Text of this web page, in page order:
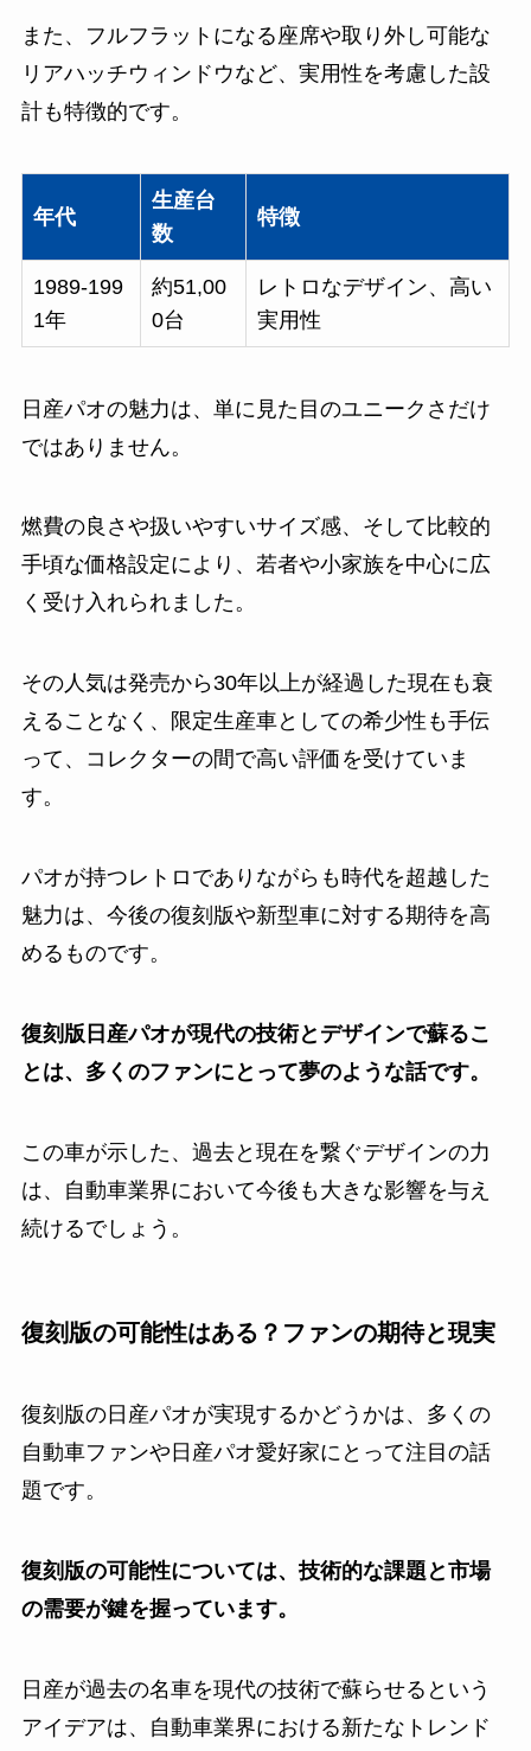
また、フルフラットになる座席や取り外し可能な
リアハッチウィンドウなど、実用性を考慮した設
計も特徴的です。
年代
生産台
数
特徴
1989-199
1年
約51,00
0台
レトロなデザイン、高い
実用性
日産パオの魅力は、単に見た目のユニークさだけ
ではありません。
燃費の良さや扱いやすいサイズ感、そして比較的
手頃な価格設定により、若者や小家族を中心に広
く受け入れられました。
その人気は発売から30年以上が経過した現在も衰
えることなく、限定生産車としての希少性も手伝
って、コレクターの間で高い評価を受けていま
す。
パオが持つレトロでありながらも時代を超越した
魅力は、今後の復刻版や新型車に対する期待を高
めるものです。
復刻版日産パオが現代の技術とデザインで蘇るこ
とは、多くのファンにとって夢のような話です。
この車が示した、過去と現在を繋ぐデザインの力
は、自動車業界において今後も大きな影響を与え
続けるでしょう。
復刻版の可能性はある？ファンの期待と現実
復刻版の日産パオが実現するかどうかは、多くの
自動車ファンや日産パオ愛好家にとって注目の話
題です。
復刻版の可能性については、技術的な課題と市場
の需要が鍵を握っています。
日産が過去の名車を現代の技術で蘇らせるという
アイデアは、自動車業界における新たなトレンド